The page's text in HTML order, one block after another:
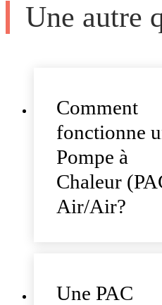
Une autre
Comment
fonctionne
Pompe à
Chaleur
Air/Air?
Une PAC